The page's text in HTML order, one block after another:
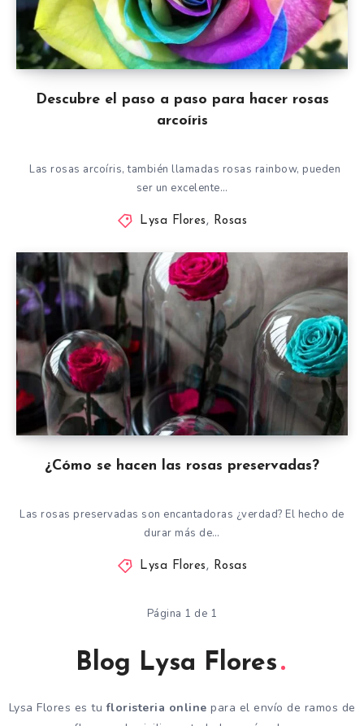
Descubre el paso a paso para hacer rosas
arcoíris
Las rosas arcoíris, también llamadas rosas rainbow, pueden
ser un excelente…
Lysa Flores, Rosas
¿Cómo se hacen las rosas preservadas?
Las rosas preservadas son encantadoras ¿verdad? El hecho de
durar más de…
Lysa Flores, Rosas
Página 1 de 1
Blog Lysa Flores
Lysa Flores es tu floristeria online para el envío de ramos de